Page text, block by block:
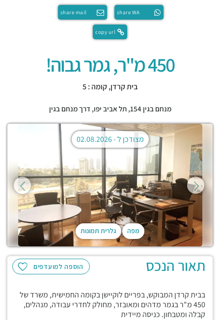
share WA
share mail
copy url
450 מ"ר, גמר גבוה!
בית קרדן, קומה : 5
מנחם בגין 154, תל אביב יפו,דרך מנחם בגין
מפה גלרית תמונות
מצודכן ל -02.08.2026
הוספה למועדפים תאור הנכס
בבית קרדן המבוקש, בפריים לוקיישן בקומה החמישית, משרד של
450 מ"ר בגמר מדהים ומאובזר, מחולק לחדרי עבודה, מנהלים,
קבלה ומטבחון. כניסה מיידית